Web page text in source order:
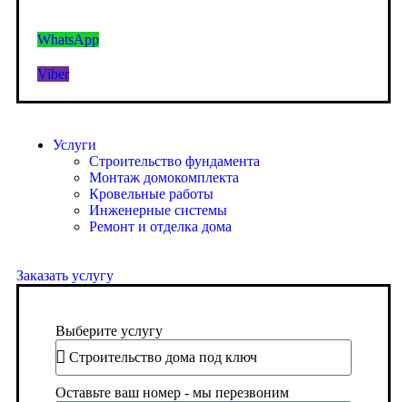
WhatsApp
Viber
Услуги
Строительство фундамента
Монтаж домокомплекта
Кровельные работы
Инженерные системы
Ремонт и отделка дома
Заказать услугу
Выберите услугу
Оставьте ваш номер - мы перезвоним